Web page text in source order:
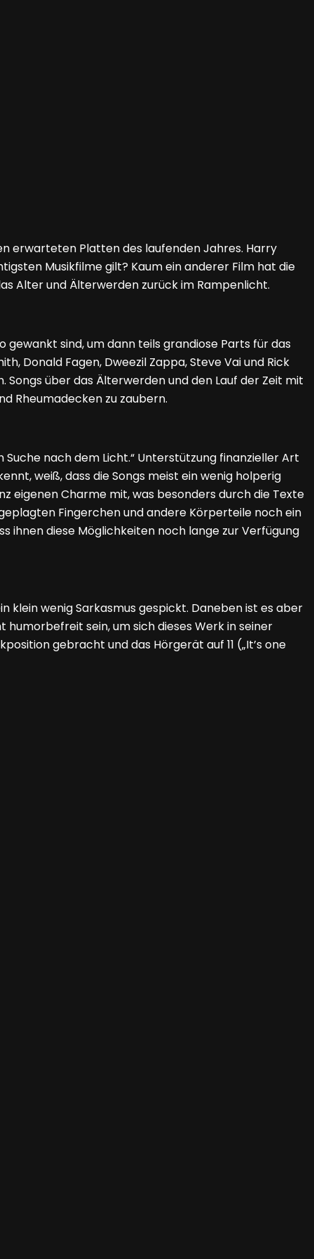
erwarteten Platten des laufenden Jahres. Harry
Musikfilme gilt? Kaum ein anderer Film hat die
Alter und Älterwerden zurück im Rampenlicht.
gewankt sind, um dann teils grandiose Parts für das
Donald Fagen, Dweezil Zappa, Steve Vai und Rick
über das Älterwerden und den Lauf der Zeit mit
Rheumadecken zu zaubern.
Suche nach dem Licht.“ Unterstützung finanzieller Art
weiß, dass die Songs meist ein wenig holperig
eigenen Charme mit, was besonders durch die Texte
Fingerchen und andere Körperteile noch ein
ihnen diese Möglichkeiten noch lange zur Verfügung
klein wenig Sarkasmus gespickt. Daneben ist es aber
sein, um sich dieses Werk in seiner
gebracht und das Hörgerät auf 11 („It’s one